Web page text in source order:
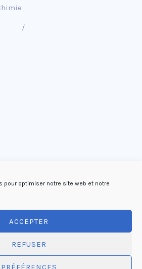
pour optimiser notre site web et notre
ACCEPTER
REFUSER
PRÉFÉRENCES
/